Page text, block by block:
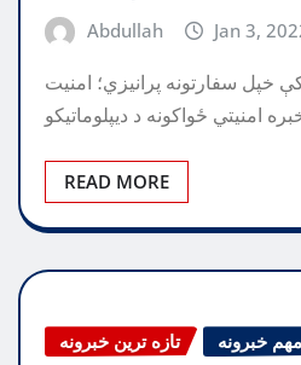
Abdullah Jan 3,
خپل سفارتونه پرانیزي؛ امنیت
READ MORE
تازه ترین خبرونه مهم خبرونه